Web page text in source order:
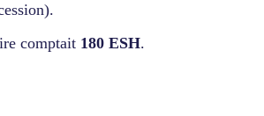
comptait 180 ESH.